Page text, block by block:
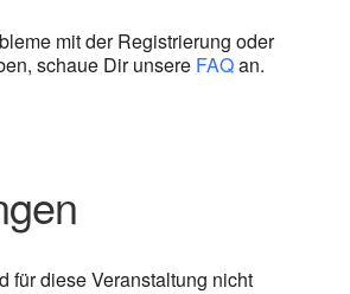
mit der Registrierung oder
schaue Dir unsere FAQan.
für diese Veranstaltung nicht